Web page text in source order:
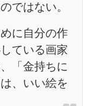
ではない。
に自分の作
ている画家
「金持ちに
、いい絵を